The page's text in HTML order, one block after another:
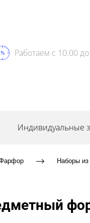
Работаем с 10.00
Индивидуальные
Наборы